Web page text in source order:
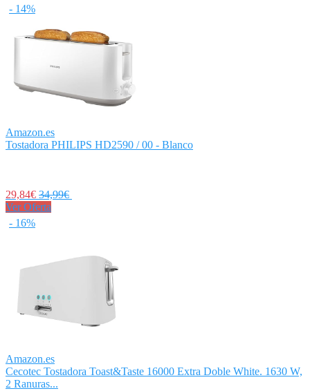
- 14%
Amazon.es
Tostadora PHILIPS HD2590 / 00 - Blanco
29,84€ 34,99€
Ver Oferta
- 16%
Amazon.es
Cecotec Tostadora Toast&Taste 16000 Extra Doble White. 1630 W,
2 Ranuras...